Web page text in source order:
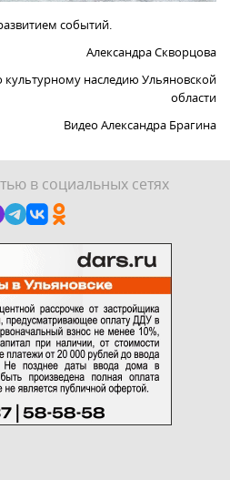
событий.
Александра Скворцова
культурному наследию Ульяновской
области
Видео Александра Брагина
в социальных сетях